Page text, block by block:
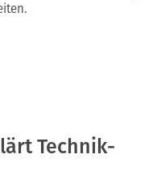
Technik-